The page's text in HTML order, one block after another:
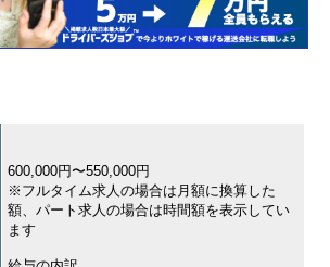
600,000円〜550,000円
※フルタイム求人の場合は月額に換算した
額、パート求人の場合は時間額を表示してい
ます